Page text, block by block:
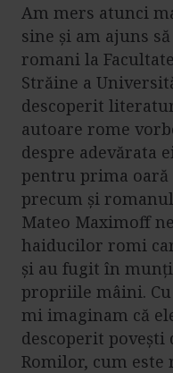
Am mers atunci
sine și am ajuns
romani la
Străine a
descoperit
autoare rome
despre adevărata
pentru prima oară
precum și romanul
Mateo Maximoff
haiducilor romi
și au fugit în
propriile mâini.
mi imaginam că
descoperit povești
Romilor, cum este